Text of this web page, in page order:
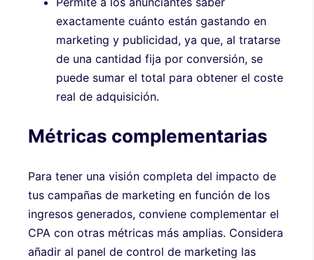
exactamente cuánto están gastando en
marketing y publicidad, ya que, al tratarse
de una cantidad fija por conversión, se
puede sumar el total para obtener el coste
real de adquisición.
Métricas complementarias
Para tener una visión completa del impacto de
tus campañas de marketing en función de los
ingresos generados, conviene complementar el
CPA con otras métricas más amplias. Considera
añadir al panel de control de marketing las